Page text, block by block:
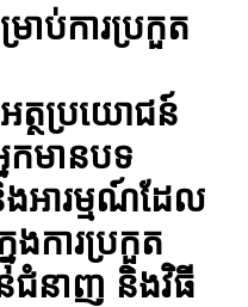
ាប់ការប្រកួត
ត្ថប្រយោជន៍
កមានបទ
អារម្មណ៍ដែល
ងការប្រកួត
នជំនាញ និងវិធី